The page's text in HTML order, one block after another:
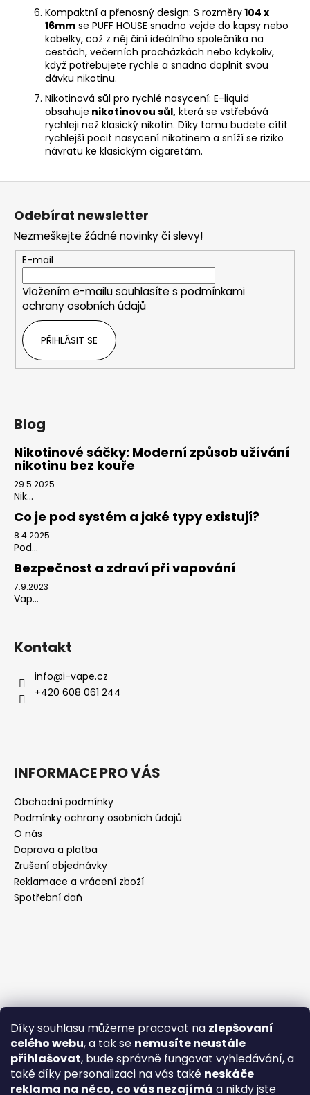
Díky souhlasu můžeme pracovat na zlepšovaní
celého webu, a tak se nemusíte neustále
přihlašovat, bude správně fungovat vyhledávání, a
také díky personalizaci na vás také neskáče
reklama na něco, co vás nezajímá a nikdy jste
Kompaktní a přenosný design: S rozměry104 x
16mm se PUFF HOUSE snadno vejde do kapsy nebo
kabelky, což z něj činí ideálního společníka na
cestách, večerních procházkách nebo kdykoliv,
když potřebujete rychle a snadno doplnit svou
dávku nikotinu.
Nikotinová sůl pro rychlé nasycení: E-liquid
obsahuje nikotinovou sůl, která se vstřebává
rychleji než klasický nikotin. Díky tomu budete cítit
rychlejší pocit nasycení nikotinem a sníží se riziko
návratu ke klasickým cigaretám.
Z
Odebírat newsletter
Nezmeškejte žádné novinky či slevy!
E-mail
Vložením e-mailu souhlasíte s podmínkami
ochrany osobních údajů
PŘIHLÁSIT SE
Blog
Nikotinové sáčky: Moderní způsob užívání
nikotinu bez kouře
29.5.2025
Nik...
Co je pod systém a jaké typy existují?
8.4.2025
Pod...
Bezpečnost a zdraví při vapování
7.9.2023
Vap...
Kontakt
info@i-vape.cz
+420 608 061 244
INFORMACE PRO VÁS
Obchodní podmínky
Podmínky ochrany osobních údajů
O nás
Doprava a platba
Zrušení objednávky
Reklamace a vrácení zboží
Spotřební daň